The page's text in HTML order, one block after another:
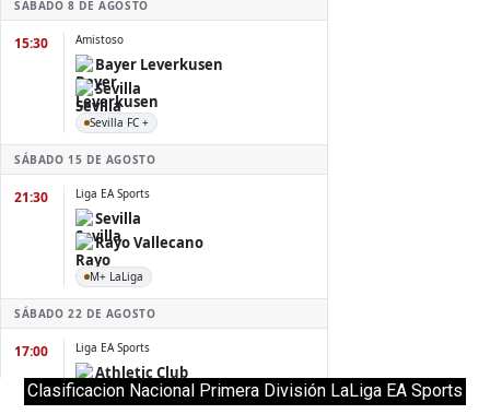
Clasificacion Nacional Primera División LaLiga EA Sports